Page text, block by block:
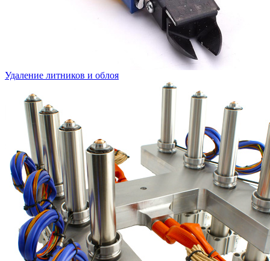
Удаление литников и облоя